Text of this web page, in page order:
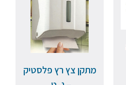
מתקן צץ רץ פלסטיק